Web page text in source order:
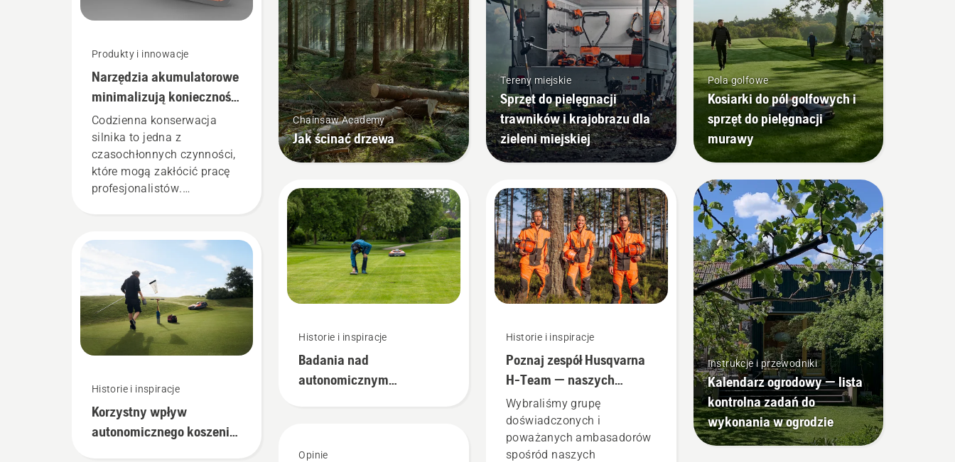
Produkty i innowacje
Narzędzia akumulatorowe
minimalizują konieczność
konserwacji urządzeń
elektrycznych
Codzienna konserwacja
silnika to jedna z
czasochłonnych czynności,
które mogą zakłócić pracę
profesjonalistów.
mniej wymagające w tym
Historie i inspiracje
Korzystny wpływ
autonomicznego koszenia
Chainsaw Academy
Jak ścinać drzewa
Historie i inspiracje
Badania nad
autonomicznym
Opinie
Tereny miejskie
Sprzęt do pielęgnacji
trawników i krajobrazu dla
zieleni miejskiej
Historie i inspiracje
Poznaj zespół Husqvarna
H-Team — naszych
najbardziej
wymagających
użytkowników
Wybraliśmy grupę
doświadczonych i
poważanych ambasadorów
spośród naszych
Pola golfowe
Kosiarki do pól golfowych i
sprzęt do pielęgnacji
murawy
Instrukcje i przewodniki
Kalendarz ogrodowy — lista
kontrolna zadań do
wykonania w ogrodzie